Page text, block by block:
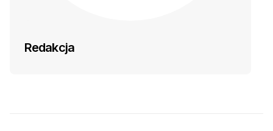
Redakcja